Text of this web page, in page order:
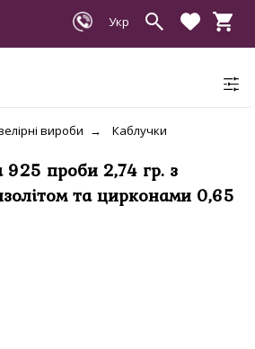
вироби Каблучки
925 проби 2,74 гр. з
та цирконами 0,65